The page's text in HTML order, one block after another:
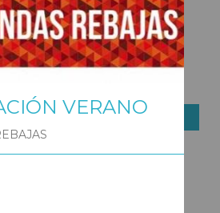
STARS
€
VERANO